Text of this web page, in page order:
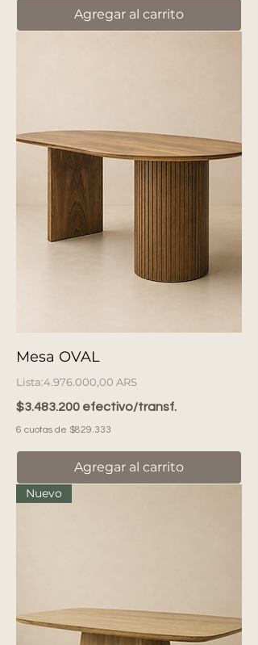
Agregar al carrito
Mesa OVAL
Precio4.976.000,00 ARS
$3.483.200 efectivo/transf.
6 cuotas de $829.333
Agregar al carrito
Nuevo